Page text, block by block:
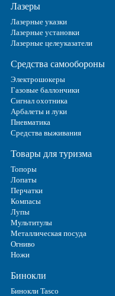
Лазеры
Лазерные указки
Лазерные установки
Лазерные целеуказатели
Средства самообороны
Электрошокеры
Газовые баллончики
Сигнал охотника
Арбалеты и луки
Пневматика
Средства выживания
Товары для туризма
Топоры
Лопаты
Перчатки
Компасы
Лупы
Мультитулы
Металлическая посуда
Огниво
Ножи
Бинокли
Бинокли Tasco